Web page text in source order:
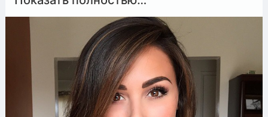
Пусть Вас окружают настоящие,
добрые и верные Люди!!! Пусть Любовь
согревает ваши сердца!!! Пусть Мечты
обязательно Исполнятся! Здоровья
крепкого Вам и Вашим близким!!!
Бодрости Духа!!! Успехов во всех
начинаниях!!! Очень Благодарна 2016
году за то, что подарил мне знакомство